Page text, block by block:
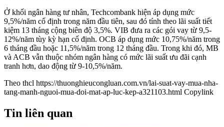
Ở khối ngân hàng tư nhân, Techcombank hiện áp dụng mức
9,5%/năm cố định trong năm đầu tiên, sau đó tính theo lãi suất tiết
kiệm 13 tháng cộng biên độ 3,5%. VIB đưa ra các gói vay từ 9,5-
12%/năm tùy kỳ hạn cố định. OCB áp dụng mức 10,75%/năm trong
6 tháng đầu hoặc 11,5%/năm trong 12 tháng đầu. Trong khi đó, MB
và ACB vẫn thuộc nhóm ngân hàng có mức lãi suất ưu đãi cạnh
tranh hơn, dao động từ 9-10,5%/năm.
Theo thcl https://thuonghieucongluan.com.vn/lai-suat-vay-mua-nha-
tang-manh-nguoi-mua-doi-mat-ap-luc-kep-a321103.html Copylink
Tin liên quan